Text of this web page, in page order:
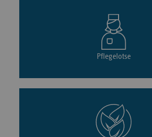
Pflegelotse